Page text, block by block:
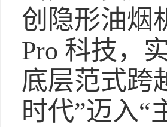
创隐形油烟
Pro 科技，
底层范式跨
时代”迈入“